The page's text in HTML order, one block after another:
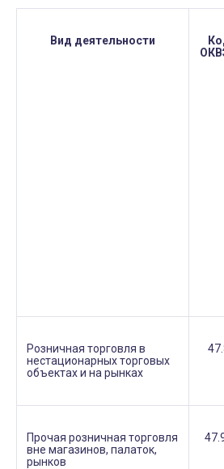
Вид деятельности
Розничная торговля в
нестационарных торговых
объектах и на рынках
Прочая розничная торговля
вне магазинов, палаток,
рынков